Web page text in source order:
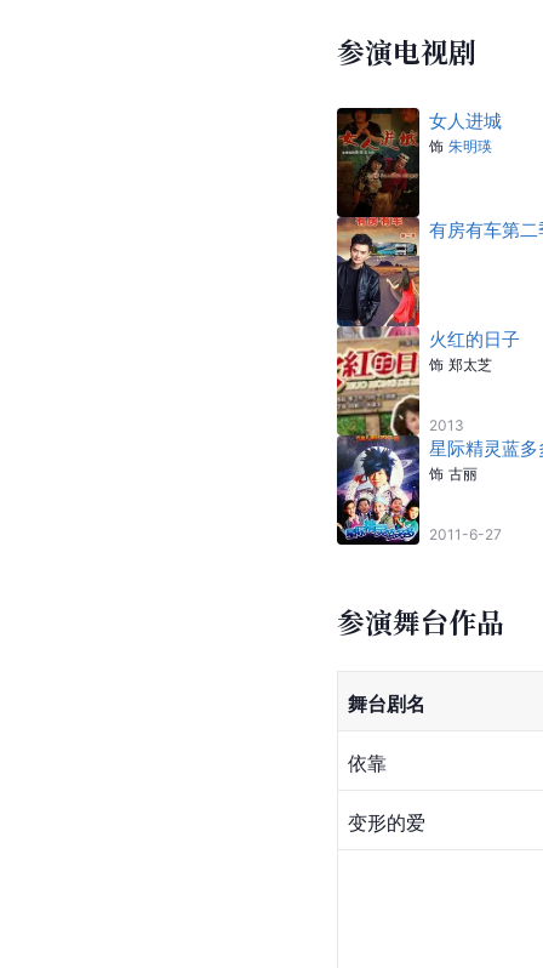
参演电视剧
女人进城
饰 朱明瑛
有房有车第二
火红的日子
饰 郑太芝
2013
星际精灵蓝多
饰 古丽
2011-6-27
参演舞台作品
舞台剧名
依靠
变形的爱